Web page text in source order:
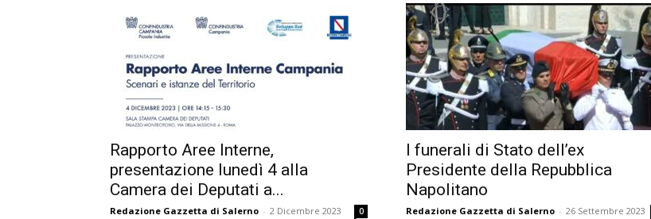
Rapporto Aree Interne,
presentazione lunedì 4 alla
Camera dei Deputati a...
Redazione Gazzetta di Salerno - 2 Dicembre 2023 0
I funerali di Stato dell’ex
Presidente della Repubblica
Napolitano
Redazione Gazzetta di Salerno - 26 Settembre 2023